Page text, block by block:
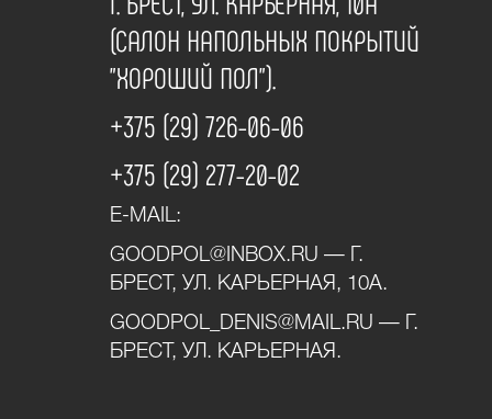
(САЛОН НАПОЛЬНЫХ ПОКРЫТИЙ
"ХОРОШИЙ ПОЛ").
+375 (29) 726-06-06
+375 (29) 277-20-02
E-MAIL:
GOODPOL@INBOX.RU — Г.
БРЕСТ, УЛ. КАРЬЕРНАЯ, 10А.
GOODPOL_DENIS@MAIL.RU — Г.
БРЕСТ, УЛ. КАРЬЕРНАЯ.